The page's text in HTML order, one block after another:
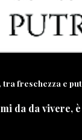
freschezza e
da da vivere, è